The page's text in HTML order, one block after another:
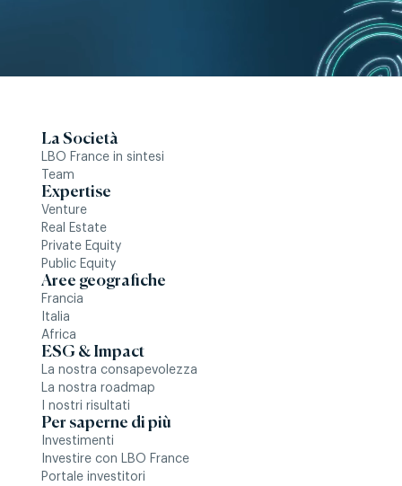
La Società
LBO France in sintesi
Team
Expertise
Venture
Real Estate
Private Equity
Public Equity
Aree geografiche
Francia
Italia
Africa
ESG & Impact
La nostra consapevolezza
La nostra roadmap
I nostri risultati
Per saperne di più
Investimenti
Investire con LBO France
Portale investitori